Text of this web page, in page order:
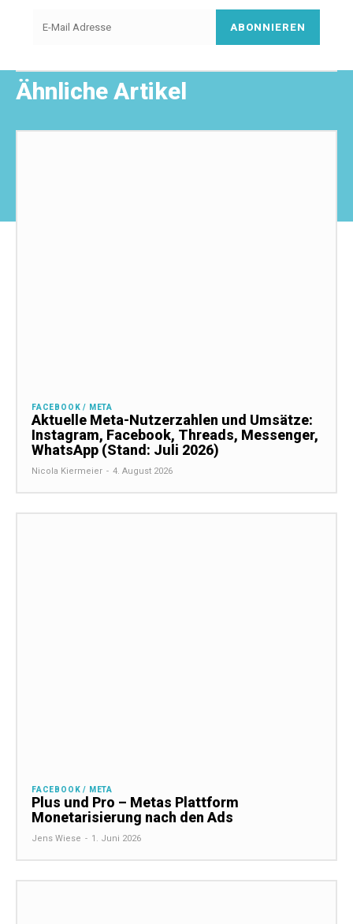
ABONNIEREN
Ähnliche Artikel
FACEBOOK / META
Aktuelle Meta-Nutzerzahlen und Umsätze:
Instagram, Facebook, Threads, Messenger,
WhatsApp (Stand: Juli 2026)
Nicola Kiermeier - 4. August 2026
FACEBOOK / META
Plus und Pro – Metas Plattform
Monetarisierung nach den Ads
Jens Wiese - 1. Juni 2026